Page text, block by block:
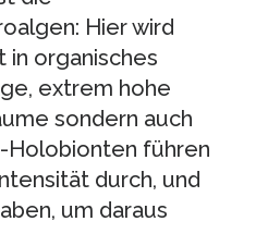
Hier wird
organisches
extrem hohe
sondern auch
Holobionten führen
durch, und
um daraus